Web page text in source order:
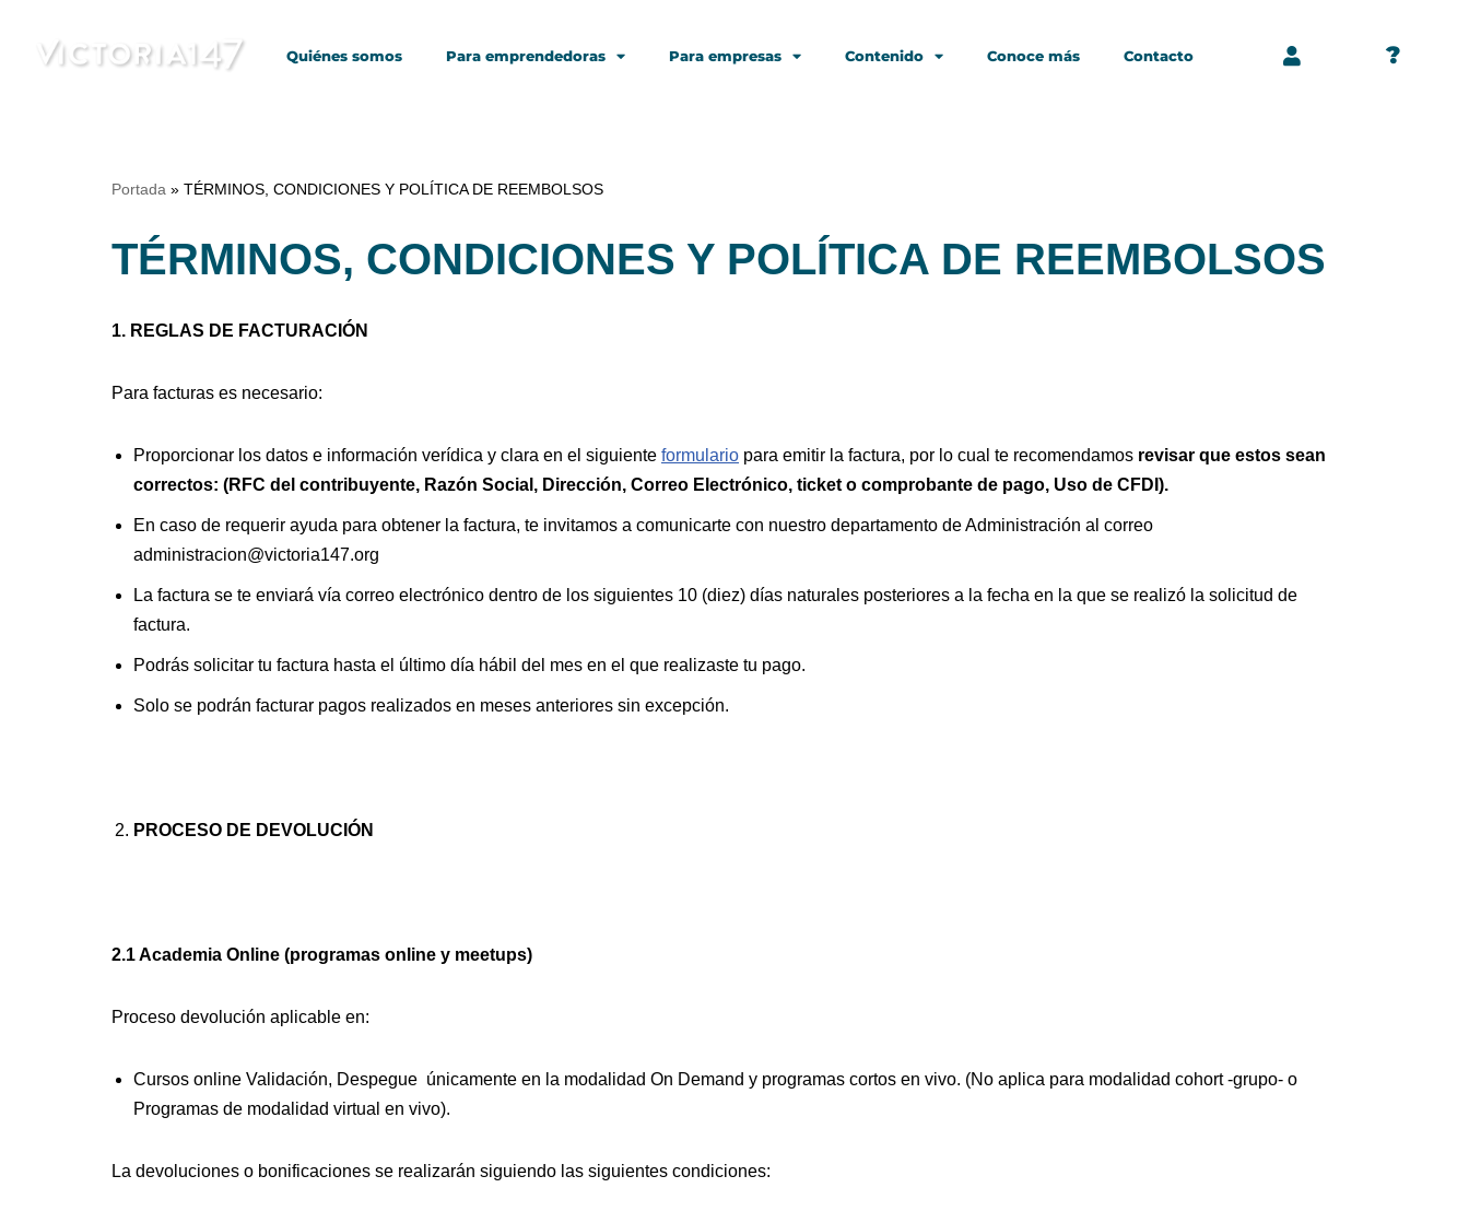
Saltar
Quiénes somos Para emprendedoras Para empresas Contenido Conoce más Contacto ?
Portada » TÉRMINOS, CONDICIONES Y POLÍTICA DE REEMBOLSOS
TÉRMINOS, CONDICIONES Y POLÍTICA DE REEMBOLSOS
1. REGLAS DE FACTURACIÓN
Para facturas es necesario:
Proporcionar los datos e información verídica y clara en el siguiente formulario para emitir la factura, por lo cual te recomendamos revisar que estos sean
correctos: (RFC del contribuyente, Razón Social, Dirección, Correo Electrónico, ticket o comprobante de pago, Uso de CFDI).
En caso de requerir ayuda para obtener la factura, te invitamos a comunicarte con nuestro departamento de Administración al correo
administracion@victoria147.org
La factura se te enviará vía correo electrónico dentro de los siguientes 10 (diez) días naturales posteriores a la fecha en la que se realizó la solicitud de
factura.
Podrás solicitar tu factura hasta el último día hábil del mes en el que realizaste tu pago.
Solo se podrán facturar pagos realizados en meses anteriores sin excepción.
PROCESO DE DEVOLUCIÓN
2.1 Academia Online (programas online y meetups)
Proceso devolución aplicable en:
Cursos online Validación, Despegue únicamente en la modalidad On Demand y programas cortos en vivo. (No aplica para modalidad cohort -grupo- o
Programas de modalidad virtual en vivo).
La devoluciones o bonificaciones se realizarán siguiendo las siguientes condiciones: